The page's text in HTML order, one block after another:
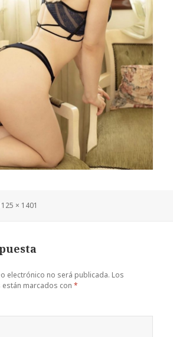
× 1401
electrónico no será publicada. Los
marcados con*